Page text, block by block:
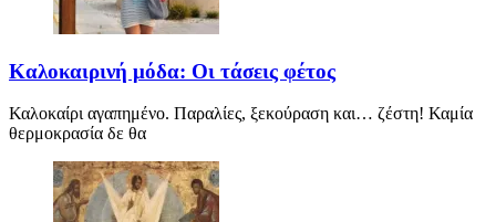
Καλοκαιρινή μόδα: Οι τάσεις φέτος
Καλοκαίρι αγαπημένο. Παραλίες, ξεκούραση και… ζέστη! Καμία
θερμοκρασία δε θα